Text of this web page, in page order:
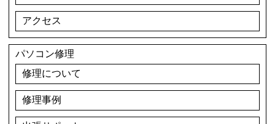
アクセス
パソコン修理
修理について
修理事例